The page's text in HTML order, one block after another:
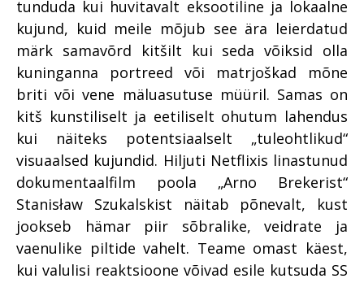
tunduda kui huvitavalt eksootiline ja lokaalne
kujund, kuid meile mõjub see ära leierdatud
märk samavõrd kitšilt kui seda võiksid olla
kuninganna portreed või matrjoškad mõne
briti või vene mäluasutuse müüril. Samas on
kitš kunstiliselt ja eetiliselt ohutum lahendus
kui näiteks potentsiaalselt „tuleohtlikud“
visuaalsed kujundid. Hiljuti Netflixis linastunud
dokumentaalfilm poola „Arno Brekerist“
Stanisław Szukalskist näitab põnevalt, kust
jookseb hämar piir sõbralike, veidrate ja
vaenulike piltide vahelt. Teame omast käest,
kui valulisi reaktsioone võivad esile kutsuda SS